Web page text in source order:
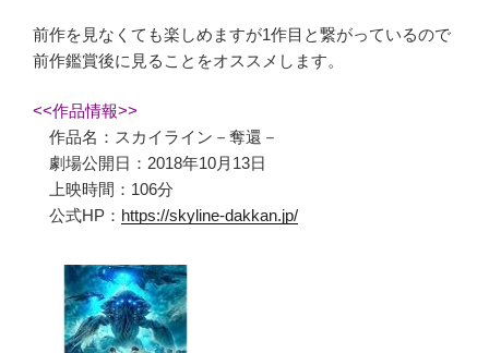
前作を見なくても楽しめますが1作目と繋がっているので
前作鑑賞後に見ることをオススメします。
<<作品情報>>
作品名：スカイライン－奪還－
劇場公開日：2018年10月13日
上映時間：106分
公式HP： https://skyline-dakkan.jp/